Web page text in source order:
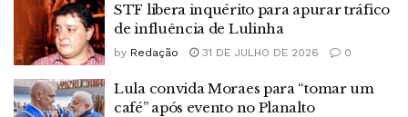
STF libera inquérito para apurar tráfico
de influência de Lulinha
by Redação 31 DE JULHO DE 2026 0
Lula convida Moraes para “tomar um
café” após evento no Planalto